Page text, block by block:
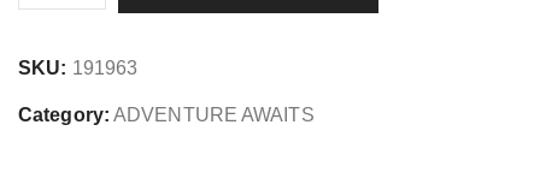
PAPEL
ADVENTURE
AWAITS
SKU: 191963
Category: ADVENTURE AWAITS